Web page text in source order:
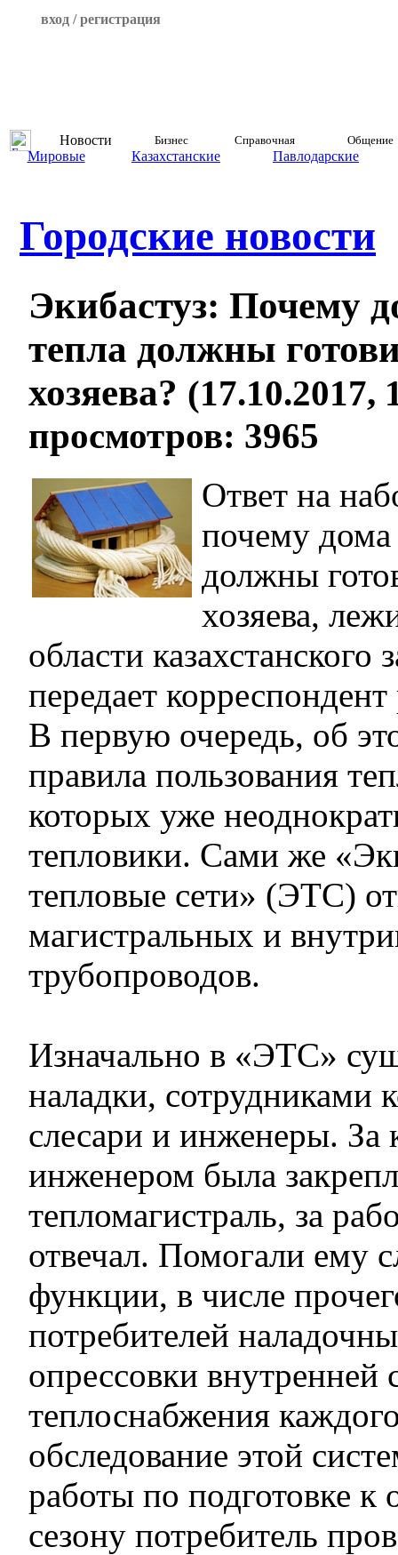
вход / регистрация
Новости Бизнес Справочная Общение
Мировые Казахстанские Павлодарские
Городские новости
Экибастуз: Почему
тепла должны
хозяева? (17.10.2017,
просмотров: 3965
Ответ на
почему
должны
хозяева,
области казахстанского
передает
В первую очередь, об
правила пользования
которых уже
тепловики. Сами же
тепловые сети» (ЭТС)
магистральных и
трубопроводов.
Изначально в «ЭТС»
наладки, сотрудниками
слесари и инженеры.
инженером была
тепломагистраль, за
отвечал. Помогали ему
функции, в числе
потребителей
опрессовки внутренней
теплоснабжения
обследование этой
работы по подготовке к
сезону потребитель